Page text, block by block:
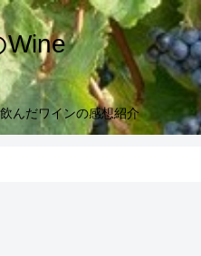
Wine
んだワインの感想紹介